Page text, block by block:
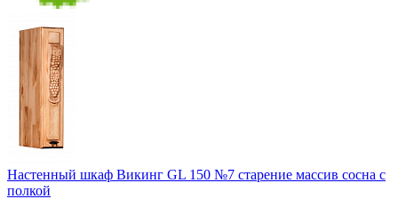
Настенный шкаф Викинг GL 150 №7 старение массив сосна с
полкой